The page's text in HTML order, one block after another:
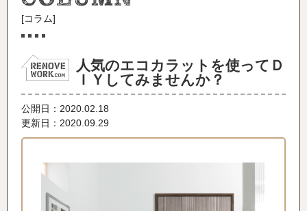
[コラム]
人気のエコカラットを使ってＤ
ＩＹしてみませんか？
公開日： 2020.02.18
更新日：2020.09.29